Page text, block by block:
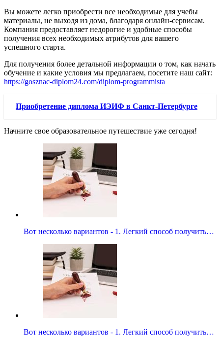
Вы можете легко приобрести все необходимые для учебы
материалы, не выходя из дома, благодаря онлайн-сервисам.
Компания предоставляет недорогие и удобные способы
получения всех необходимых атрибутов для вашего
успешного старта.
Для получения более детальной информации о том, как начать
обучение и какие условия мы предлагаем, посетите наш сайт:
https://gosznac-diplom24.com/diplom-programmista
Приобретение диплома ИЭИФ в Санкт-Петербурге
Начните свое образовательное путешествие уже сегодня!
Вот несколько вариантов - 1. Легкий способ получить…
Вот несколько вариантов - 1. Легкий способ получить…